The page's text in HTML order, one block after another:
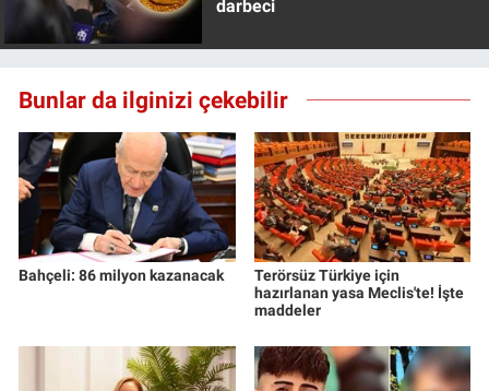
darbeci
Bunlar da ilginizi çekebilir
Bahçeli: 86 milyon kazanacak
Terörsüz Türkiye için
hazırlanan yasa Meclis'te! İşte
maddeler